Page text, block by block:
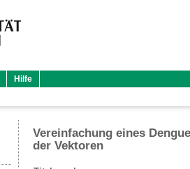
Hilfe
Vereinfachung eines
der Vektoren